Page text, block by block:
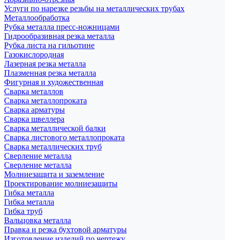
Услуги по нарезке резьбы на металлических трубах
Металлообработка
Рубка металла пресс-ножницами
Гидрообразивная резка металла
Рубка листа на гильотине
Газокислородная
Лазерная резка металла
Плазменная резка металла
Фигурная и художественная
Сварка металлов
Сварка металлопроката
Сварка арматуры
Сварка швеллера
Сварка металлической балки
Сварка листового металлопроката
Сварка металлических труб
Сверление металла
Сверление металла
Молниезащита и заземление
Проектирование молниезащиты
Гибка металла
Гибка металла
Гибка труб
Вальцовка металла
Правка и резка бухтовой арматуры